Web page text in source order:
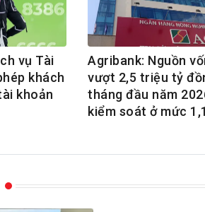
vụ Tài
khách
khoản
Agribank: Nguồn
vượt 2,5 triệu tỷ
tháng đầu năm
kiểm soát ở mức